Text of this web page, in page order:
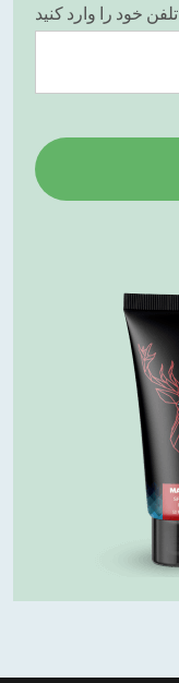
تلفن خود را وارد کنید